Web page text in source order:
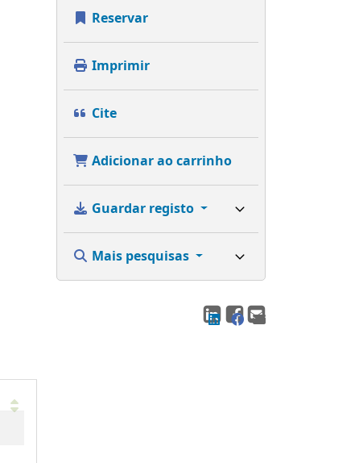
Reservar
Imprimir
Cite
Adicionar ao carrinho
Guardar registo
Mais pesquisas